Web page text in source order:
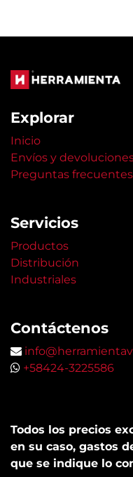
Explorar
Inicio
Envíos y
Preguntas frecuentes
Servicios
Productos
Distribución
Industriales
Contáctenos
+58424-3225586
Todos los precios
en su caso, gastos
que se indique lo